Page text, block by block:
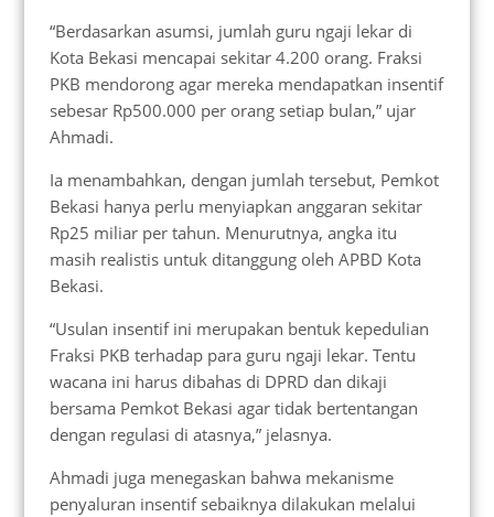
“Berdasarkan asumsi, jumlah guru ngaji lekar di
Kota Bekasi mencapai sekitar 4.200 orang. Fraksi
PKB mendorong agar mereka mendapatkan insentif
sebesar Rp500.000 per orang setiap bulan,” ujar
Ahmadi.
Ia menambahkan, dengan jumlah tersebut, Pemkot
Bekasi hanya perlu menyiapkan anggaran sekitar
Rp25 miliar per tahun. Menurutnya, angka itu
masih realistis untuk ditanggung oleh APBD Kota
Bekasi.
“Usulan insentif ini merupakan bentuk kepedulian
Fraksi PKB terhadap para guru ngaji lekar. Tentu
wacana ini harus dibahas di DPRD dan dikaji
bersama Pemkot Bekasi agar tidak bertentangan
dengan regulasi di atasnya,” jelasnya.
Ahmadi juga menegaskan bahwa mekanisme
penyaluran insentif sebaiknya dilakukan melalui